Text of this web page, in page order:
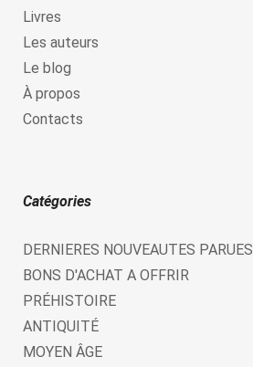
Livres
Les auteurs
Le blog
À propos
Contacts
Catégories
DERNIERES NOUVEAUTES PARUES
BONS D'ACHAT A OFFRIR
PRÉHISTOIRE
ANTIQUITÉ
MOYEN ÂGE